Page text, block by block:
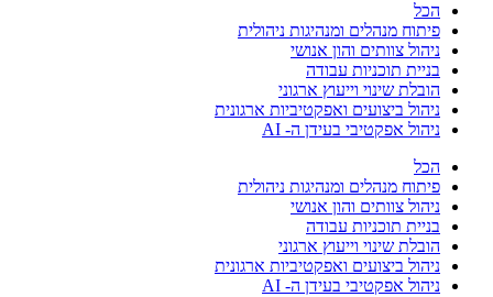
הכל
פיתוח מנהלים ומנהיגות ניהולית
ניהול צוותים והון אנושי
בניית תוכניות עבודה
הובלת שינוי וייעוץ ארגוני
ניהול ביצועים ואפקטיביות ארגונית
ניהול אפקטיבי בעידן ה- AI
הכל
פיתוח מנהלים ומנהיגות ניהולית
ניהול צוותים והון אנושי
בניית תוכניות עבודה
הובלת שינוי וייעוץ ארגוני
ניהול ביצועים ואפקטיביות ארגונית
ניהול אפקטיבי בעידן ה- AI